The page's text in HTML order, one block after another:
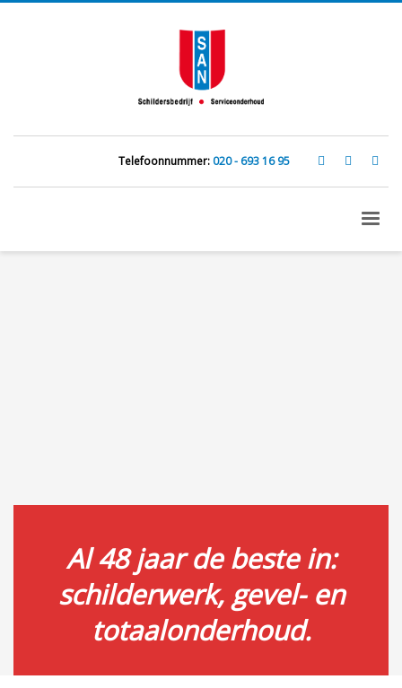
Telefoonnummer: 020 - 693 16 95
Al 48 jaar de beste in:
schilderwerk, gevel- en
totaalonderhoud.